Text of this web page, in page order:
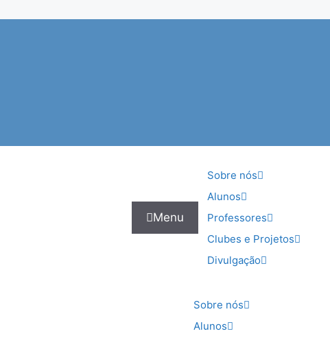
Menu
Sobre nós
Alunos
Professores
Clubes e Projetos
Divulgação
Sobre nós
Alunos